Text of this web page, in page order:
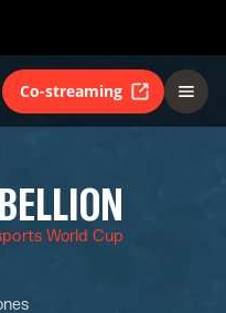
Co-streaming
World Cup